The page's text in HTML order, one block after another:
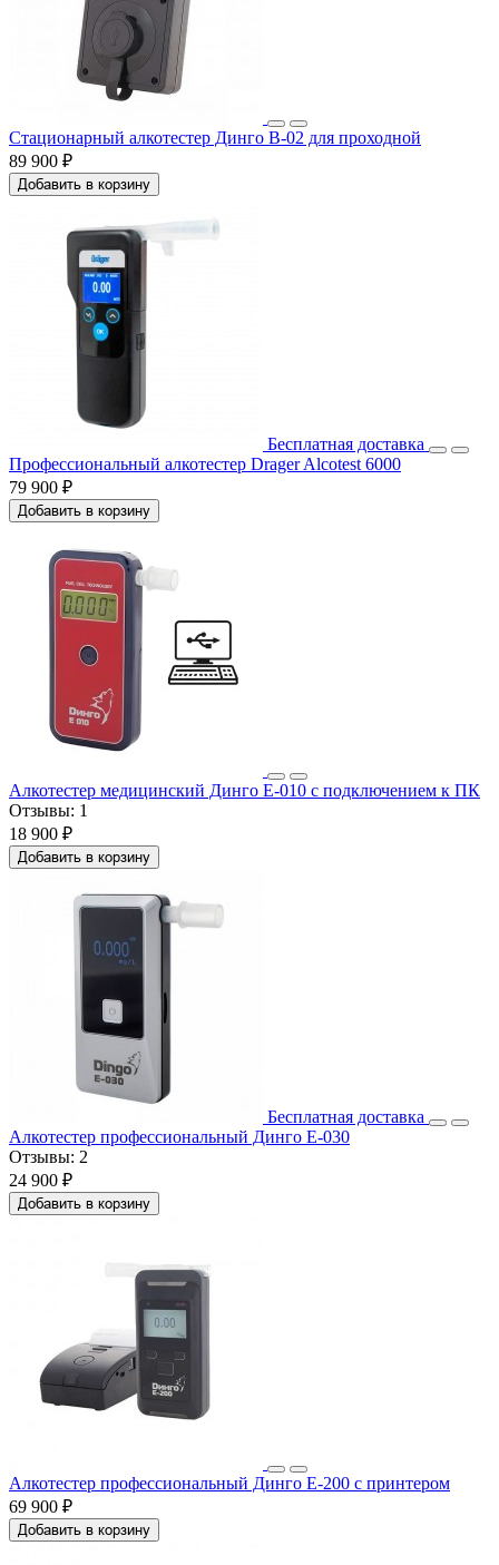
Стационарный алкотестер Динго В-02 для проходной
89 900 ₽
Добавить в корзину
Бесплатная доставка
Профессиональный алкотестер Drager Alcotest 6000
79 900 ₽
Добавить в корзину
Алкотестер медицинский Динго Е-010 с подключением к ПК
Отзывы: 1
18 900 ₽
Добавить в корзину
Бесплатная доставка
Алкотестер профессиональный Динго Е-030
Отзывы: 2
24 900 ₽
Добавить в корзину
Алкотестер профессиональный Динго Е-200 с принтером
69 900 ₽
Добавить в корзину